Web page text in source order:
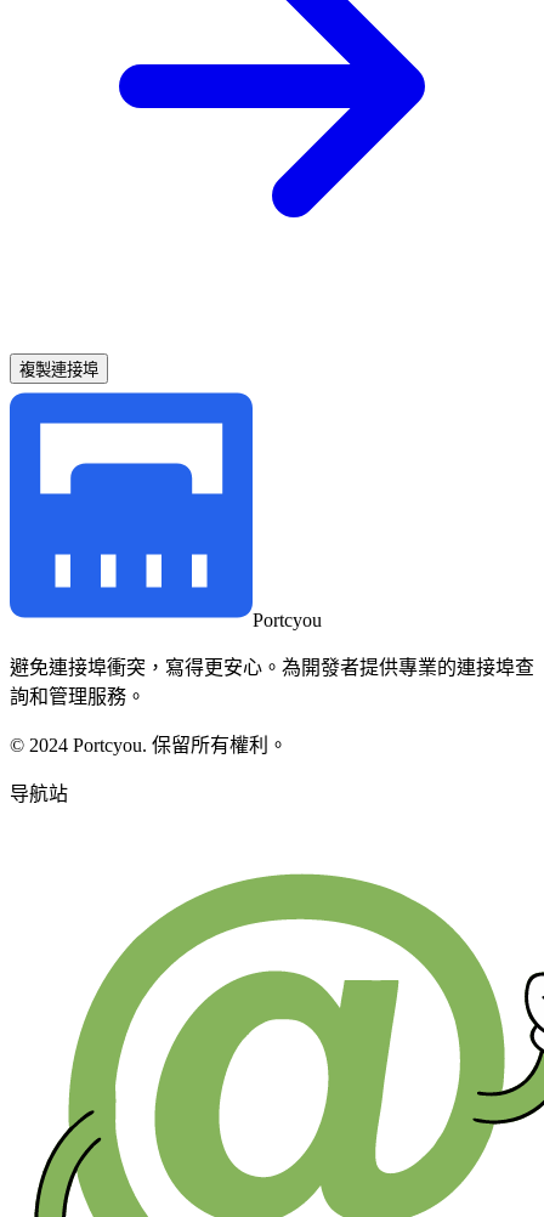
複製連接埠
Portcyou
避免連接埠衝突，寫得更安心。為開發者提供專業的連接埠查
詢和管理服務。
© 2024 Portcyou. 保留所有權利。
导航站